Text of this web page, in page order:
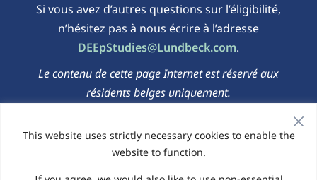
This website uses strictly necessary cookies to enable the
website to function.
Si vous avez d’autres questions sur l’éligibilité,
n’hésitez pas à nous écrire à l’adresse
DEEpStudies@Lundbeck.com.
Le contenu de cette page Internet est réservé aux
résidents belges uniquement.
Politique de confidentialité|Politique en
matière de cookies